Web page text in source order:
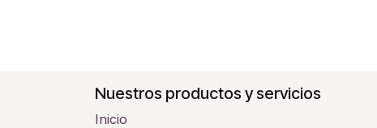
Nuestros productos y servicios
Inicio